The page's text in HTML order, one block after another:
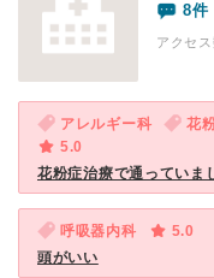
8件
アクセ
アレルギー科 花
5.0
花粉症治療で通っていま
呼吸器内科
5.0
頭がいい